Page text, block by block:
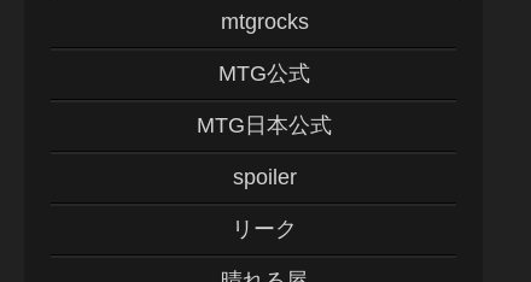
mtgrocks
MTG公式
MTG日本公式
spoiler
リーク